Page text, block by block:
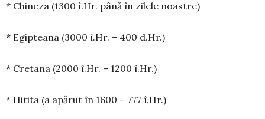
* Chineza (1300 î.Hr. până în zilele noastre)
* Egipteana (3000 î.Hr. – 400 d.Hr.)
* Cretana (2000 î.Hr. – 1200 î.Hr.)
* Hitita (a apărut în 1600 – 777 î.Hr.)